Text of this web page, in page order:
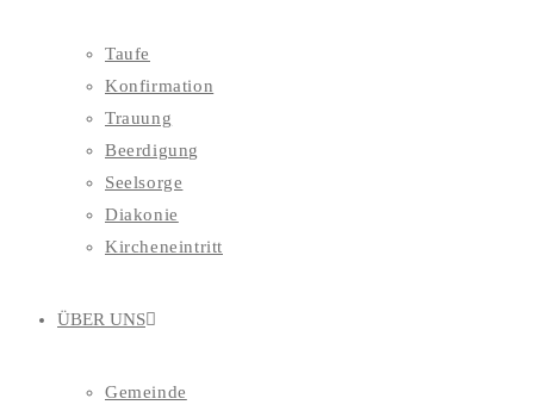
Taufe
Konfirmation
Trauung
Beerdigung
Seelsorge
Diakonie
Kircheneintritt
ÜBER UNS
Gemeinde